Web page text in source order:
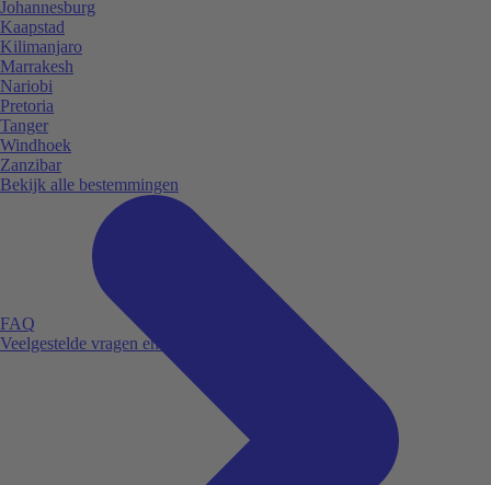
FAQ
Veelgestelde vragen en antwoorden.
Johannesburg
Kaapstad
Kilimanjaro
Marrakesh
Nariobi
Pretoria
Tanger
Windhoek
Zanzibar
Bekijk alle bestemmingen